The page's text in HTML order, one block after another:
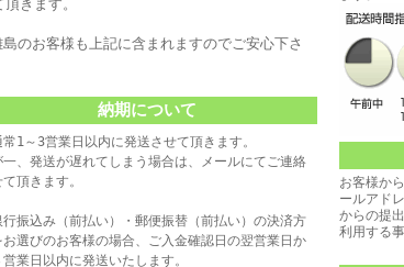
頂きます。
のお客様も上記に含まれますのでご安心下さ
納期について
常1～3営業日以内に発送させて頂きます。
一、発送が遅れてしまう場合は、メールにてご連絡
頂きます。
行振込み（前払い）・郵便振替（前払い）の決済方
お選びのお客様の場合、ご入金確認日の翌営業日か
業日以内に発送いたします。
お客様か
ールアド
からの提
利用する